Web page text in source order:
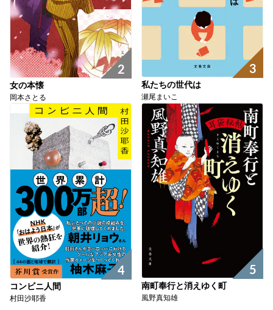
2
女の本懐
岡本さとる
3
私たちの世代は
瀬尾まいこ
4
コンビニ人間
村田沙耶香
5
南町奉行と消えゆく町
風野真知雄